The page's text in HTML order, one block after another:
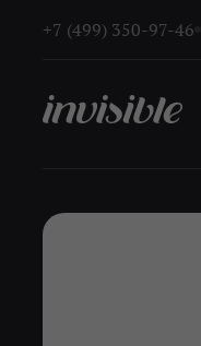
+7 (499) 350-97-46